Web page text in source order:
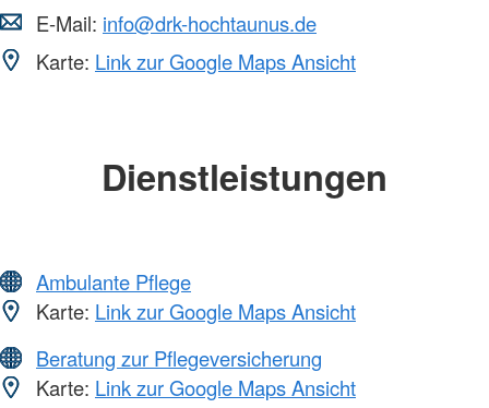
E-Mail: info@drk-hochtaunus.de
Karte: Link zur Google Maps Ansicht
Dienstleistungen
Ambulante Pflege
Karte: Link zur Google Maps Ansicht
Beratung zur Pflegeversicherung
Karte: Link zur Google Maps Ansicht